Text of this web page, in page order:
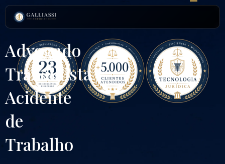
para
conteúdo
Advogado
Trabalhista
Acidente
de
Trabalho